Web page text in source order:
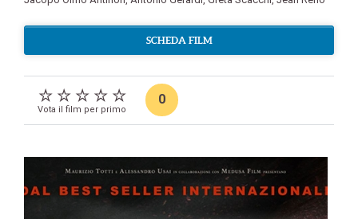
SCHEDA FILM
Vota il film per primo
0